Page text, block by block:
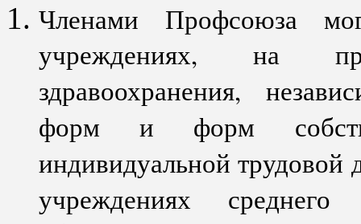
Членами Профсоюза
учреждениях, на
здравоохранения,
форм и форм
индивидуальной трудовой
учреждениях